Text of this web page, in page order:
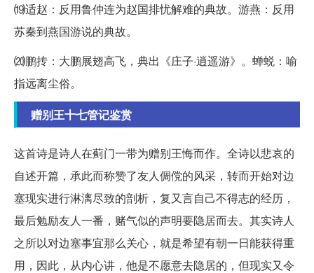
⒆适赵：反用鲁仲连为赵国排忧解难的典故。游燕：反用
苏秦到燕国游说的典故。
⒇鹏抟：大鹏展翅高飞，典出《庄子·逍遥游》。蝉蜕：喻
指远离尘俗。
赠别王十七管记鉴赏
这首诗是诗人在蓟门一带为赠别王悔而作。全诗以悲哀的
自述开篇，承此而称赞了友人倜傥的风采，转而开始对边
塞现实进行淋漓尽致的剖析，复又言自己不得志的经历，
最后勉励友人一番，赌气似的声明要隐居而去。其实诗人
之所以对边塞事宜那么关心，就是希望有朝一日能获得重
用，因此，从内心讲，他是不愿意去隐居的，但现实又令